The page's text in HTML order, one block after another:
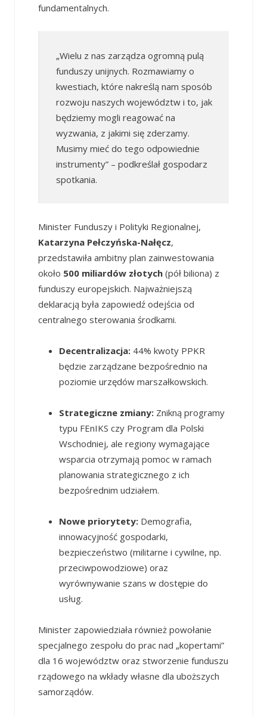
fundamentalnych.
„Wielu z nas zarządza ogromną pulą
funduszy unijnych. Rozmawiamy o
kwestiach, które nakreślą nam sposób
rozwoju naszych województw i to, jak
będziemy mogli reagować na
wyzwania, z jakimi się zderzamy.
Musimy mieć do tego odpowiednie
instrumenty” – podkreślał gospodarz
spotkania.
Minister Funduszy i Polityki Regionalnej,
Katarzyna Pełczyńska-Nałęcz,
przedstawiła ambitny plan zainwestowania
około 500 miliardów złotych(pół biliona) z
funduszy europejskich. Najważniejszą
deklaracją była zapowiedź odejścia od
centralnego sterowania środkami.
Decentralizacja:44% kwoty PPKR
będzie zarządzane bezpośrednio na
poziomie urzędów marszałkowskich.
Strategiczne zmiany:Znikną programy
typu FEnIKS czy Program dla Polski
Wschodniej, ale regiony wymagające
wsparcia otrzymają pomoc w ramach
planowania strategicznego z ich
bezpośrednim udziałem.
Nowe priorytety:Demografia,
innowacyjność gospodarki,
bezpieczeństwo (militarne i cywilne, np.
przeciwpowodziowe) oraz
wyrównywanie szans w dostępie do
usług.
Minister zapowiedziała również powołanie
specjalnego zespołu do prac nad „kopertami”
dla 16 województw oraz stworzenie funduszu
rządowego na wkłady własne dla uboższych
samorządów.